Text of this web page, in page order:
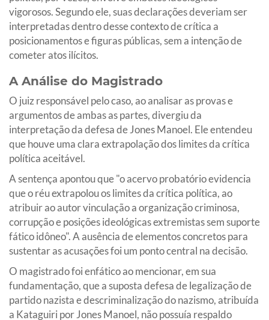
vigorosos. Segundo ele, suas declarações deveriam ser
interpretadas dentro desse contexto de crítica a
posicionamentos e figuras públicas, sem a intenção de
cometer atos ilícitos.
A Análise do Magistrado
O juiz responsável pelo caso, ao analisar as provas e
argumentos de ambas as partes, divergiu da
interpretação da defesa de Jones Manoel. Ele entendeu
que houve uma clara extrapolação dos limites da crítica
política aceitável.
A sentença apontou que "o acervo probatório evidencia
que o réu extrapolou os limites da crítica política, ao
atribuir ao autor vinculação a organização criminosa,
corrupção e posições ideológicas extremistas sem suporte
fático idôneo". A ausência de elementos concretos para
sustentar as acusações foi um ponto central na decisão.
O magistrado foi enfático ao mencionar, em sua
fundamentação, que a suposta defesa de legalização de
partido nazista e descriminalização do nazismo, atribuída
a Kataguiri por Jones Manoel, não possuía respaldo